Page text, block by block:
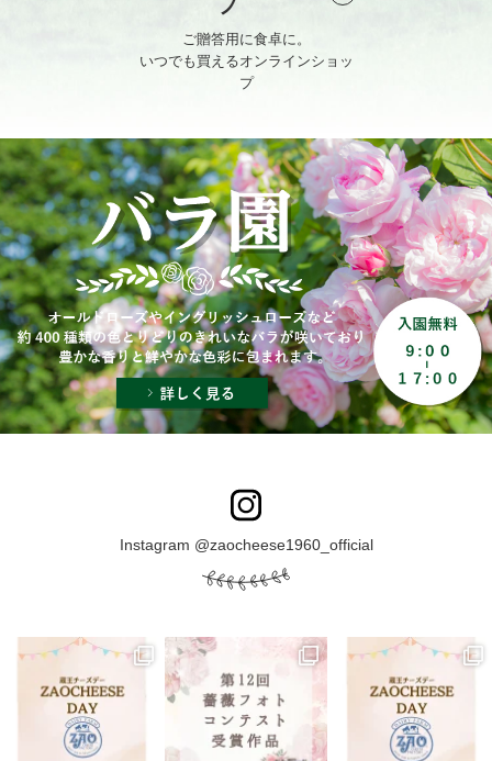
ご贈答用に食卓に。
いつでも買えるオンラインショッ
プ
Instagram @zaocheese1960_official